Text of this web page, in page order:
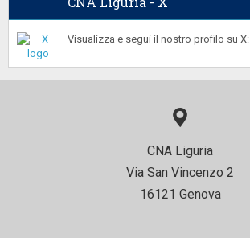
Visualizza e segui il nostro profilo su X:
CNA Liguria
Via San Vincenzo 2
16121 Genova